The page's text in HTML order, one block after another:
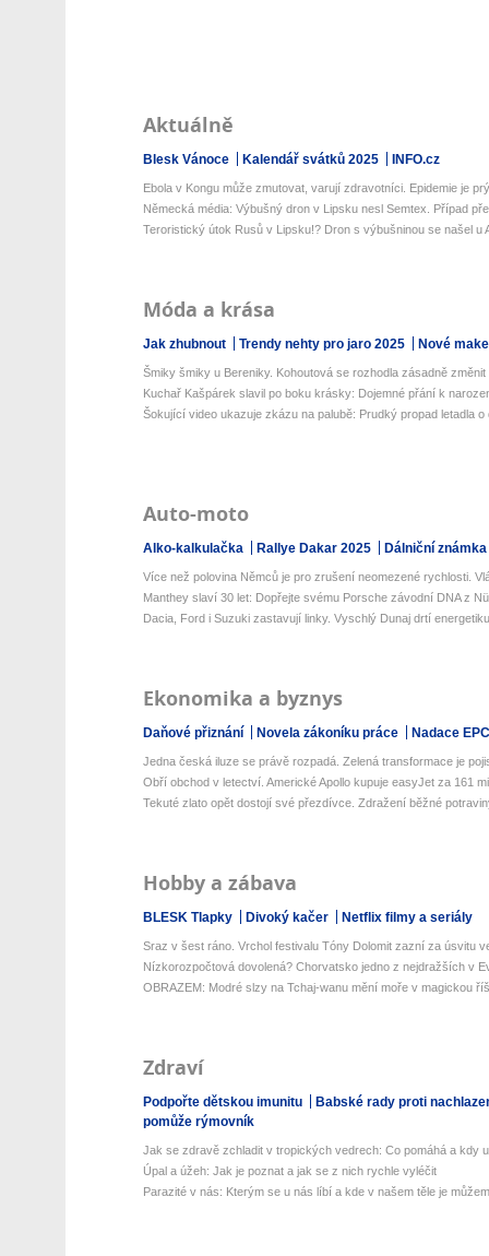
Aktuálně
Blesk Vánoce Kalendář svátků 2025 INFO.cz
Ebola v Kongu může zmutovat, varují zdravotníci. Epidemie je
Německá média: Výbušný dron v Lipsku nesl Semtex. Případ
Teroristický útok Rusů v Lipsku!? Dron s výbušninou se našel u
Móda a krása
Jak zhubnout Trendy nehty pro jaro 2025 Nové
Šmiky šmiky u Bereniky. Kohoutová se rozhodla zásadně změnit
Kuchař Kašpárek slavil po boku krásky: Dojemné přání k
Šokující video ukazuje zkázu na palubě: Prudký propad letadla o
Auto-moto
Alko-kalkulačka Rallye Dakar 2025 Dálniční známka
Více než polovina Němců je pro zrušení neomezené rychlosti.
Manthey slaví 30 let: Dopřejte svému Porsche závodní DNA z
Dacia, Ford i Suzuki zastavují linky. Vyschlý Dunaj drtí
Ekonomika a byznys
Daňové přiznání Novela zákoníku práce Nadace
Jedna česká iluze se právě rozpadá. Zelená transformace je
Obří obchod v letectví. Americké Apollo kupuje easyJet za 161
Tekuté zlato opět dostojí své přezdívce. Zdražení běžné
Hobby a zábava
BLESK Tlapky Divoký kačer Netflix filmy a seriály
Sraz v šest ráno. Vrchol festivalu Tóny Dolomit zazní za úsvitu
Nízkorozpočtová dovolená? Chorvatsko jedno z nejdražších v
OBRAZEM: Modré slzy na Tchaj-wanu mění moře v magickou
Zdraví
Podpořte dětskou imunitu
Babské rady proti
pomůže rýmovník
Jak se zdravě zchladit v tropických vedrech: Co pomáhá a kdy
Úpal a úžeh: Jak je poznat a jak se z nich rychle vyléčit
Parazité v nás: Kterým se u nás líbí a kde v našem těle je